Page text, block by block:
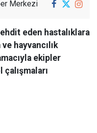
Merkezi
tehdit eden hastalıklara
hayvancılık
ekipler